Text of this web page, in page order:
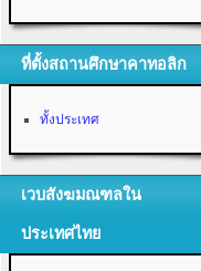
ที่ตั้งสถานศึกษาคาทอลิก
ทั้งประเทศ
เวบสังฆมณฑลใน
ประเทศไทย